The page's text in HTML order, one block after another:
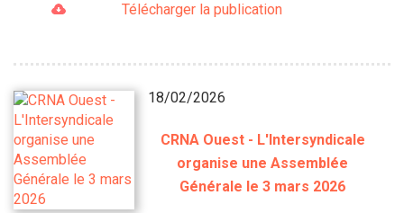
Télécharger la publication
18/02/2026
CRNA Ouest - L'Intersyndicale
organise une Assemblée
Générale le 3 mars 2026